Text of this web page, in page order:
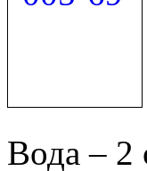
Вода – 2